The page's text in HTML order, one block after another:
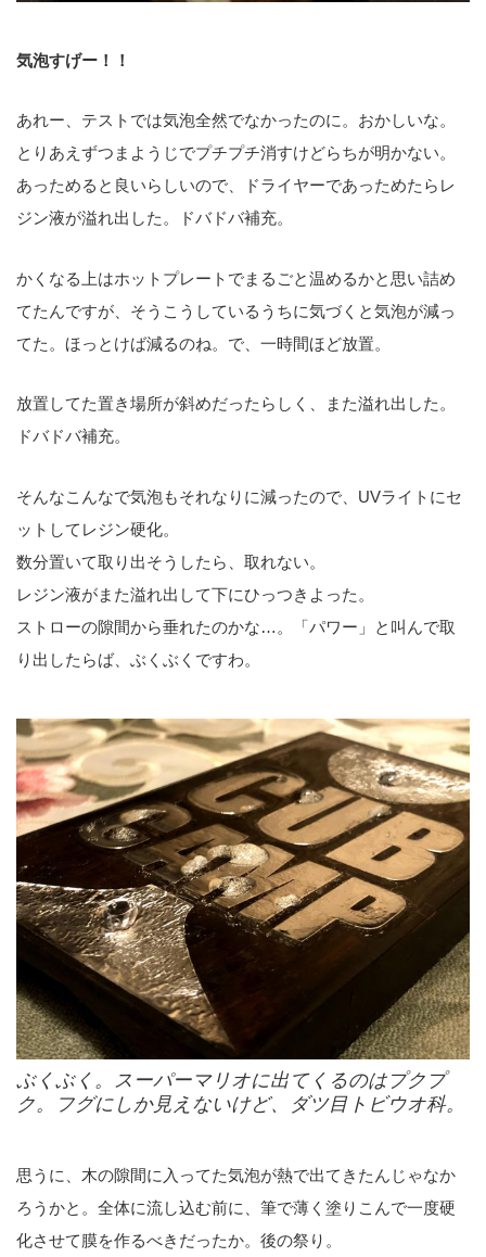
気泡すげー！！
あれー、テストでは気泡全然でなかったのに。おかしいな。
とりあえずつまようじでプチプチ消すけどらちが明かない。
あっためると良いらしいので、ドライヤーであっためたらレ
ジン液が溢れ出した。ドバドバ補充。
かくなる上はホットプレートでまるごと温めるかと思い詰め
てたんですが、そうこうしているうちに気づくと気泡が減っ
てた。ほっとけば減るのね。で、一時間ほど放置。
放置してた置き場所が斜めだったらしく、また溢れ出した。
ドバドバ補充。
そんなこんなで気泡もそれなりに減ったので、UVライトにセ
ットしてレジン硬化。
数分置いて取り出そうしたら、取れない。
レジン液がまた溢れ出して下にひっつきよった。
ストローの隙間から垂れたのかな…。「パワー」と叫んで取
り出したらば、ぶくぶくですわ。
ぶくぶく。スーパーマリオに出てくるのはプクプ
ク。フグにしか見えないけど、ダツ目トビウオ科。
思うに、木の隙間に入ってた気泡が熱で出てきたんじゃなか
ろうかと。全体に流し込む前に、筆で薄く塗りこんで一度硬
化させて膜を作るべきだったか。後の祭り。